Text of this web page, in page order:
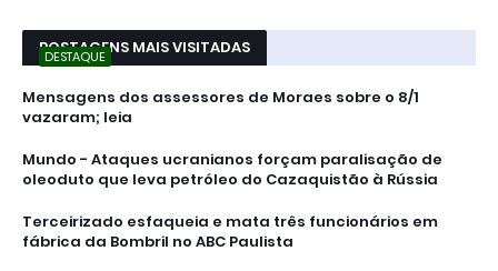
POSTAGENS MAIS VISITADAS
DESTAQUE
Mensagens dos assessores de Moraes sobre o 8/1
vazaram; leia
Mundo - Ataques ucranianos forçam paralisação de
oleoduto que leva petróleo do Cazaquistão à Rússia
Terceirizado esfaqueia e mata três funcionários em
fábrica da Bombril no ABC Paulista